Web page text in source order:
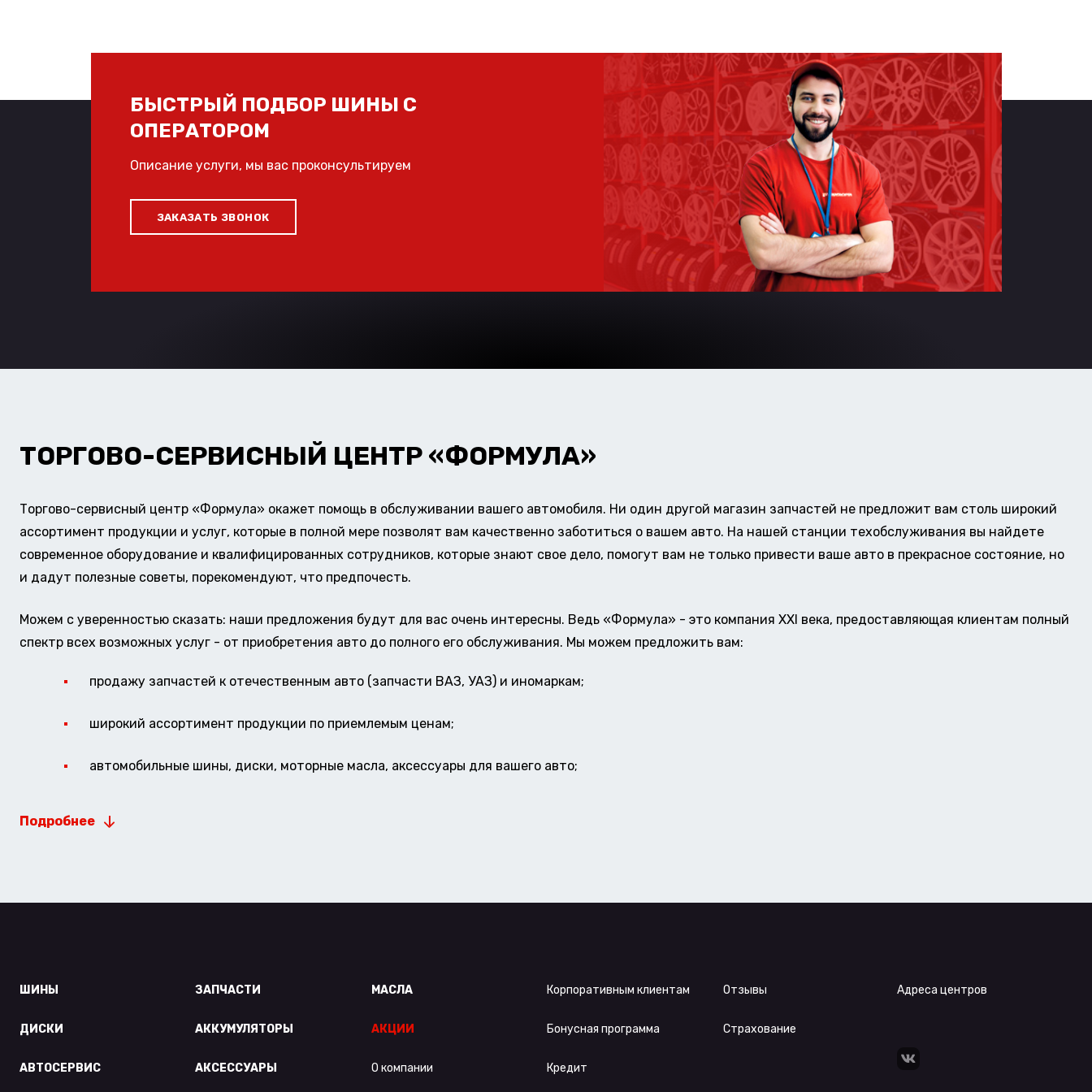
БЫСТРЫЙ ПОДБОР ШИНЫ С
ОПЕРАТОРОМ
Описание услуги, мы вас проконсультируем
ЗАКАЗАТЬ ЗВОНОК
ТОРГОВО-СЕРВИСНЫЙ ЦЕНТР «ФОРМУЛА»
Торгово-сервисный центр «Формула» окажет помощь в обслуживании вашего автомобиля. Ни один другой магазин запчастей не предложит вам столь широкий
ассортимент продукции и услуг, которые в полной мере позволят вам качественно заботиться о вашем авто. На нашей станции техобслуживания вы найдете
современное оборудование и квалифицированных сотрудников, которые знают свое дело, помогут вам не только привести ваше авто в прекрасное состояние, но
и дадут полезные советы, порекомендуют, что предпочесть.
Можем с уверенностью сказать: наши предложения будут для вас очень интересны. Ведь «Формула» - это компания XXI века, предоставляющая клиентам полный
спектр всех возможных услуг - от приобретения авто до полного его обслуживания. Мы можем предложить вам:
продажу запчастей к отечественным авто (запчасти ВАЗ, УАЗ) и иномаркам;
широкий ассортимент продукции по приемлемым ценам;
автомобильные шины, диски, моторные масла, аксессуары для вашего авто;
Подробнее
ШИНЫ
ДИСКИ
АВТОСЕРВИС
ЗАПЧАСТИ
АККУМУЛЯТОРЫ
АКСЕССУАРЫ
МАСЛА
АКЦИИ
О компании
Корпоративным клиентам
Бонусная программа
Кредит
Отзывы
Страхование
Адреса центров